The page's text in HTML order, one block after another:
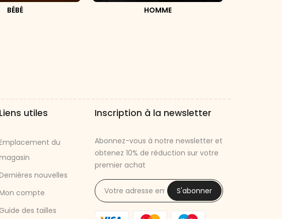
BÉBÉ HOMME
Liens utiles
du
nouvelles
compte
Guide des tailles
Inscription à la newsletter
Abonnez-vous à notre newsletter et
obtenez 10% de réduction sur votre
premier achat
S'abonner